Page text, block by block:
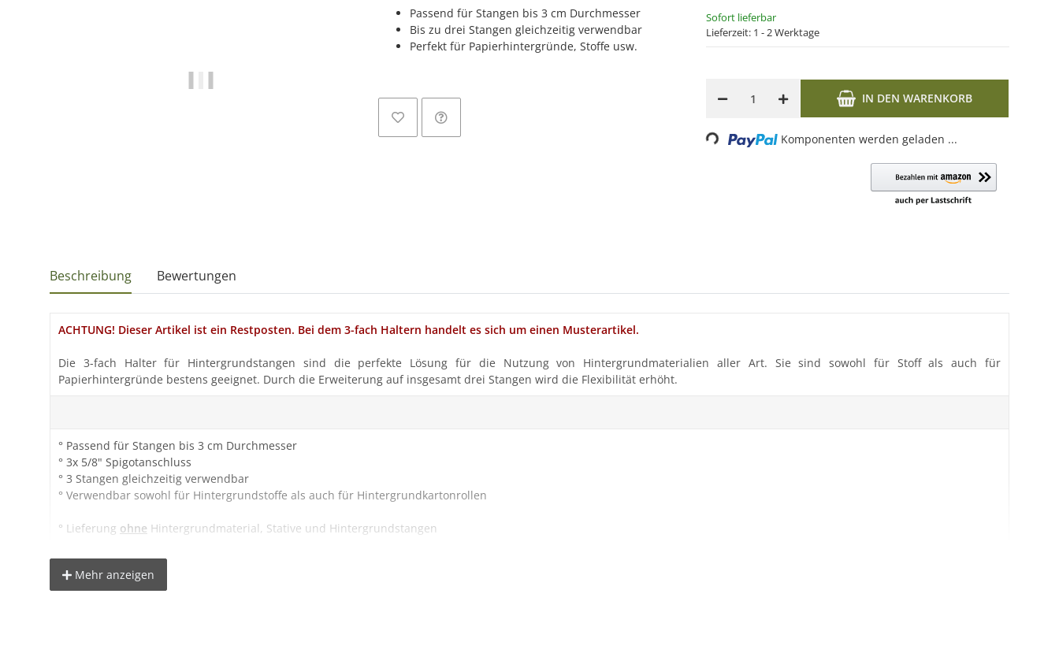
Passend für Stangen bis 3 cm Durchmesser
Bis zu drei Stangen gleichzeitig verwendbar
Perfekt für Papierhintergründe, Stoffe usw.
Sofort lieferbar
Lieferzeit: 1 - 2 Werktage
IN DEN WARENKORB
Loading... Komponenten werden geladen ...
Beschreibung Bewertungen
ACHTUNG! Dieser Artikel ist ein Restposten. Bei dem 3-fach Haltern handelt es sich um einen Musterartikel.
Die 3-fach Halter für Hintergrundstangen sind die perfekte Lösung für die Nutzung von Hintergrundmaterialien aller Art. Sie sind sowohl für Stoff als auch für
Papierhintergründe bestens geeignet. Durch die Erweiterung auf insgesamt drei Stangen wird die Flexibilität erhöht.
° Passend für Stangen bis 3 cm Durchmesser
° 3x 5/8" Spigotanschluss
° 3 Stangen gleichzeitig verwendbar
° Verwendbar sowohl für Hintergrundstoffe als auch für Hintergrundkartonrollen
° Lieferung ohne Hintergrundmaterial, Stative und Hintergrundstangen
Lieferumfang:
Mehr anzeigen